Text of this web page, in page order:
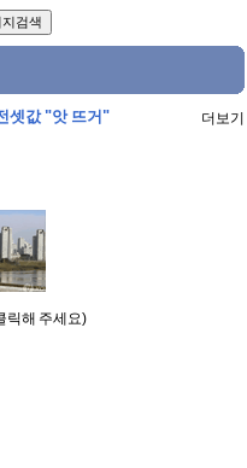
셋값 "앗 뜨거" 더보기
릭해 주세요)